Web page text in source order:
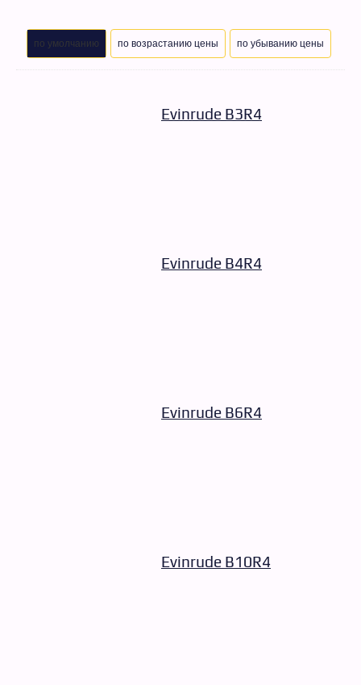
по умолчанию по возрастанию цены по убыванию цены
Evinrude B3R4
Evinrude B4R4
Evinrude B6R4
Evinrude B10R4